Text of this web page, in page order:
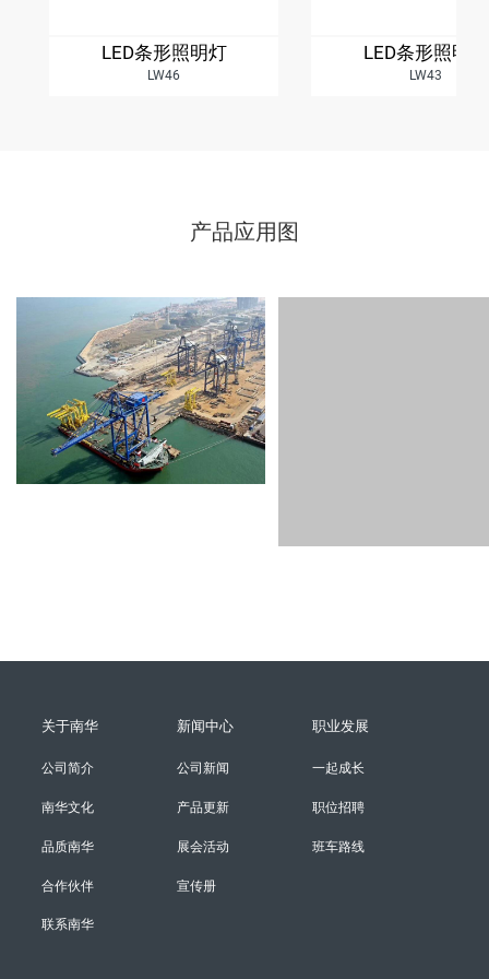
LED条形照明灯
LW46
LED条形照明灯
LW43
产品应用图
关于南华
公司简介
南华文化
品质南华
合作伙伴
联系南华
新闻中心
公司新闻
产品更新
展会活动
宣传册
职业发展
一起成长
职位招聘
班车路线